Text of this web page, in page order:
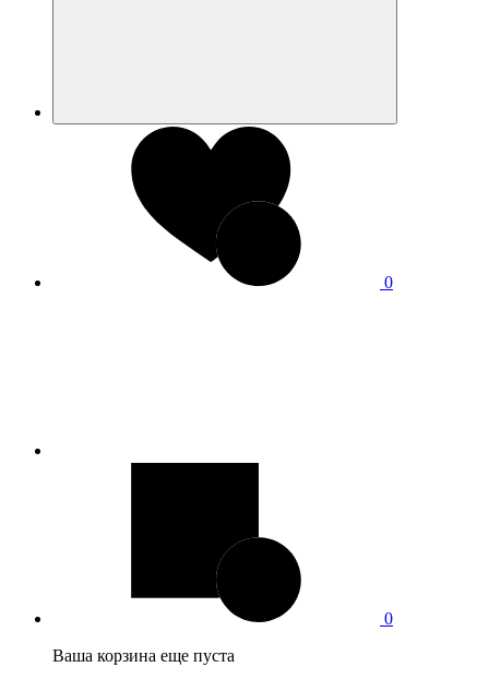
0
0
Ваша корзина еще пуста